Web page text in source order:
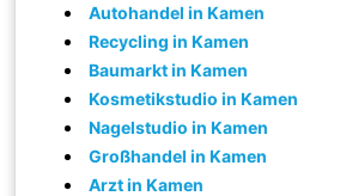
Autohandel in Kamen
Recycling in Kamen
Baumarkt in Kamen
Kosmetikstudio in Kamen
Nagelstudio in Kamen
Großhandel in Kamen
Arzt in Kamen